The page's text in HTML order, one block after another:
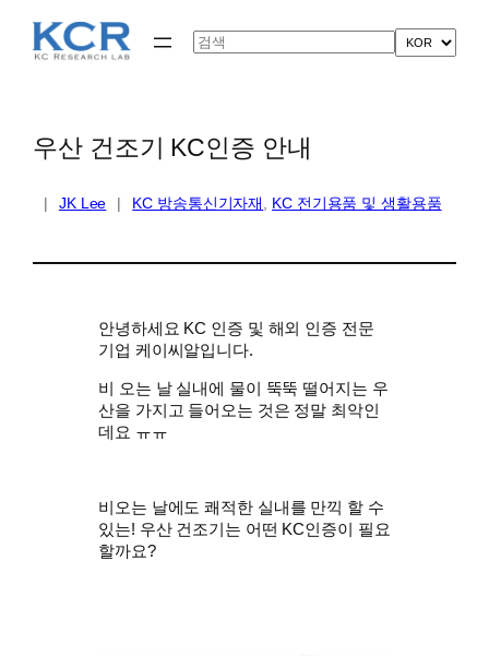
Search
우산 건조기 KC인증 안내
| JK Lee | KC 방송통신기자재 KC 전기용품 및 생활용품
안녕하세요 KC 인증 및 해외 인증 전문
기업 케이씨알입니다.
비 오는 날 실내에 물이 뚝뚝 떨어지는 우
산을 가지고 들어오는 것은 정말 최악인
데요 ㅠㅠ
비오는 날에도 쾌적한 실내를 만끽 할 수
있는! 우산 건조기는 어떤 KC인증이 필요
할까요?